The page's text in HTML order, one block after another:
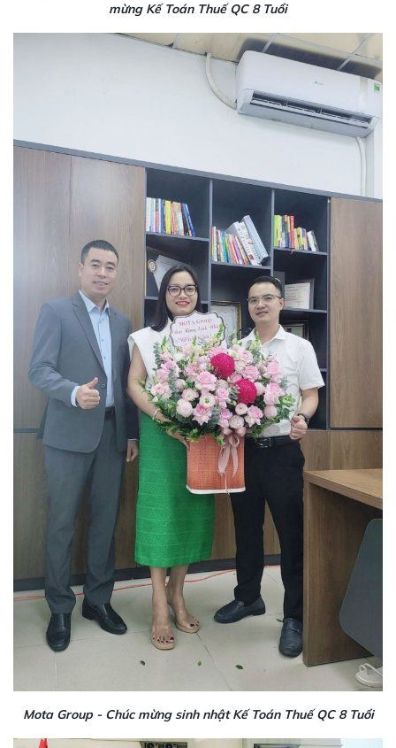
mừng Kế Toán Thuế QC 8 Tuổi
Mota Group - Chúc mừng sinh nhật Kế Toán Thuế QC 8 Tuổi